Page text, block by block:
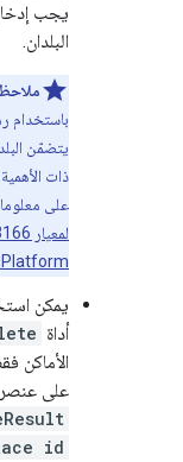
يجب
البلدان.
باستخدام
يتضمّن
ذات
على
لمعيار ISO 3166 على ويكيبيديا
Platform
يمكن
أداة
الأماكن
على عنصر
id